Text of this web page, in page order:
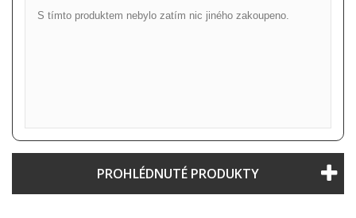
S tímto produktem nebylo zatím nic jiného zakoupeno.
PROHLÉDNUTÉ PRODUKTY